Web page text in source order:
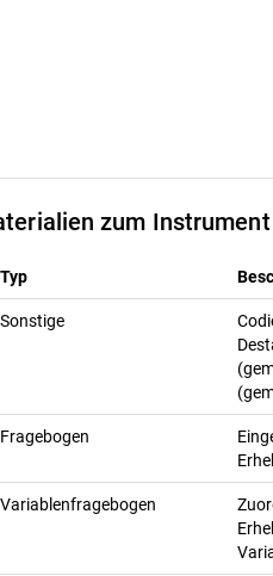
zum Instrument
Typ
Sonstige
Fragebogen
Variablenfragebogen